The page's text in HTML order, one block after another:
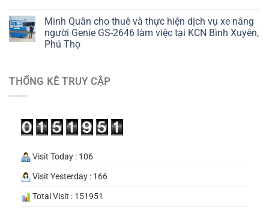
Minh Quân cho thuê và thực hiện dịch vụ xe nâng
người Genie GS-2646 làm việc tại KCN Bình Xuyên,
Phú Thọ
THỐNG KÊ TRUY CẬP
Visit Today : 106
Visit Yesterday : 166
Total Visit : 151951